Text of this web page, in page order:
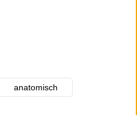
von 0 von 5 Sternen
anatomisch